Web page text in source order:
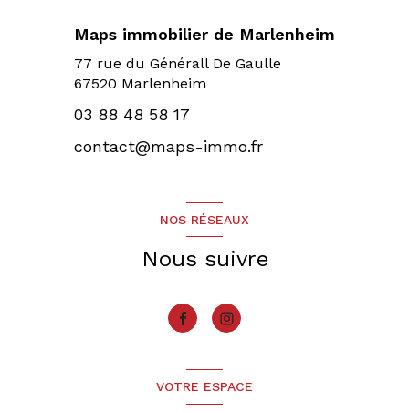
Maps immobilier de Marlenheim
77 rue du Générall De Gaulle
67520 Marlenheim
03 88 48 58 17
contact@maps-immo.fr
NOS RÉSEAUX
Nous suivre
VOTRE ESPACE